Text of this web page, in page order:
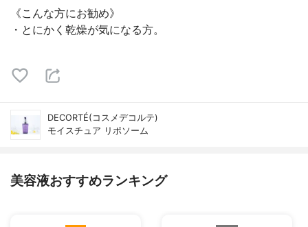
《こんな方にお勧め》
・とにかく乾燥が気になる方。
DECORTÉ(コスメデコルテ)
モイスチュア リポソーム
美容液おすすめランキング